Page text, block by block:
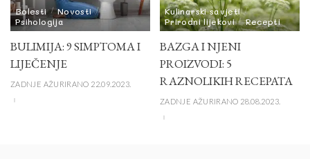
Bolesti
Novosti
Psihologija
BULIMIJA: 9 SIMPTOMA I
LIJEČENJE
ZADNJE AŽURIRANO 22.09.2023.
Kulinarski savjeti
Prirodni lijekovi
Recepti
BAZGA I NJENI
PROIZVODI: 5
RAZNOLIKIH RECEPATA
ZADNJE AŽURIRANO 28.08.2023.